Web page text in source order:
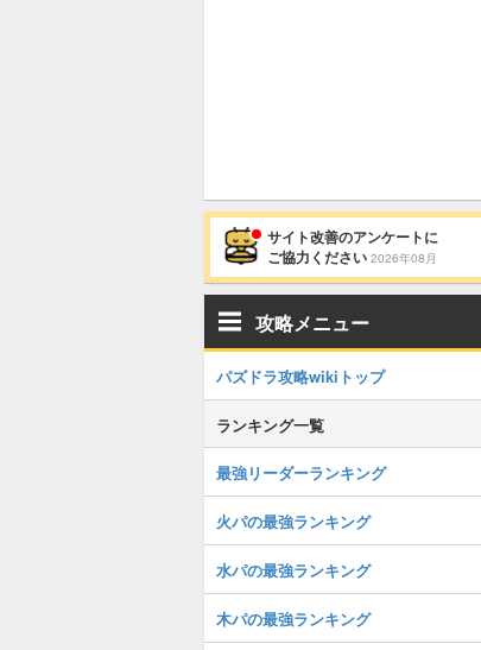
サイト改善のアンケートに
ご協力ください 2026年08月
攻略メニュー
パズドラ攻略wikiトップ
ランキング一覧
最強リーダーランキング
火パの最強ランキング
水パの最強ランキング
木パの最強ランキング